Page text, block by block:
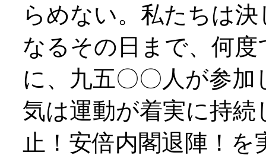
らめない。私たちは
なるその日まで、何
に、九五〇〇人が参
気は運動が着実に持
止！安倍内閣退陣！